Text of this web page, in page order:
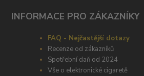
INFORMACE PRO ZÁKAZNÍKY
FAQ - Nejčastější dotazy
Recenze od zákazníků
Spotřební daň od 2024
Vše o elektronické cigaretě